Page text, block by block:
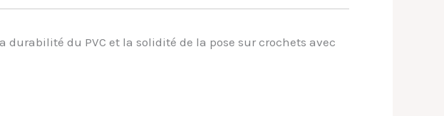
du PVC et la solidité de la pose sur crochets avec